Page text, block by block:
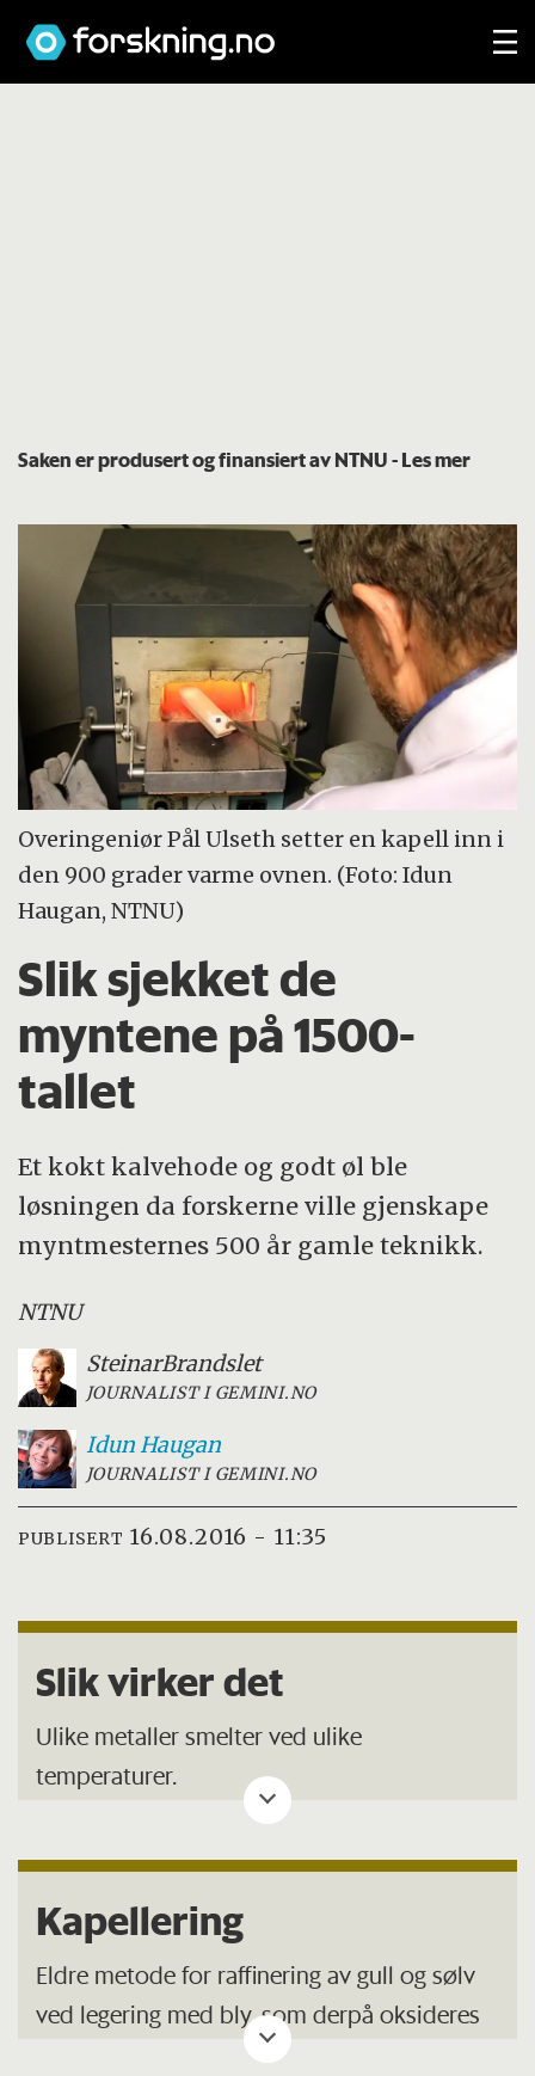
Saken er produsert og finansiert av NTNU- Les mer
Overingeniør Pål Ulseth setter en kapell inn i
den 900 grader varme ovnen. (Foto: Idun
Haugan, NTNU)
Slik sjekket de
myntene på 1500-
tallet
Et kokt kalvehode og godt øl ble
løsningen da forskerne ville gjenskape
myntmesternes 500 år gamle teknikk.
NTNU
SteinarBrandslet
JOURNALIST I GEMINI.NO
IdunHaugan
JOURNALIST I GEMINI.NO
PUBLISERT 16.08.2016 - 11:35
Slik virker det
Ulike metaller smelter ved ulike
temperaturer.
metall i en smelteskål (kapell) sammen med
bly og varmer den opp, vil den porøse
seg smeltet blyoksid, mens det edle metallet
blir igjen på overflaten.
Kapellering
Eldre metode for raffinering av gull og sølv
ved legering med bly, som derpå oksideres
(avdrives) og tar med seg andre uedle